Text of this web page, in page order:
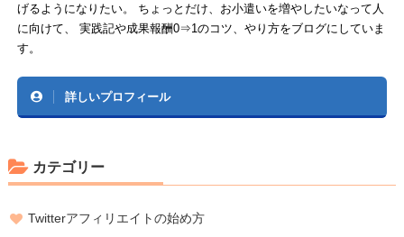
げるようになりたい。 ちょっとだけ、お小遣いを増やしたいなって人
に向けて、 実践記や成果報酬0⇒1のコツ、やり方をブログにしていま
す。
詳しいプロフィール
カテゴリー
Twitterアフィリエイトの始め方